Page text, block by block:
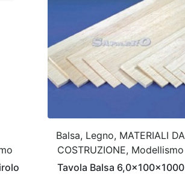
Balsa, Legno, MATERIALI DA
COSTRUZIONE, Modellismo
Tavola Balsa 6,0x100x1000